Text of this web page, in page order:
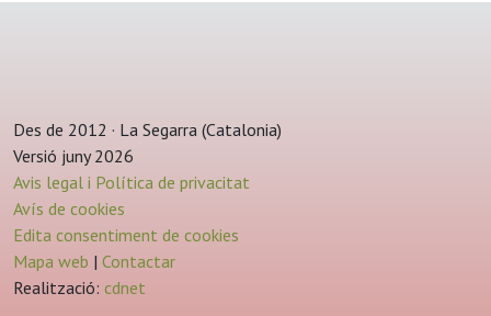
Des de 2012 · La Segarra (Catalonia)
Versió juny 2026
Avis legal i Política de privacitat
Avís de cookies
Edita consentiment de cookies
Mapa web | Contactar
Realització: cdnet